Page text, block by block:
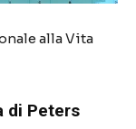
alla Vita
di Peters